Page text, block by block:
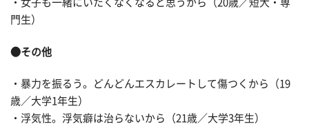
・女子も一緒にいたくなくなると思うから（20歳／短大・専
門生）
●その他
・暴力を振るう。どんどんエスカレートして傷つくから（19
歳／大学1年生）
・浮気性。浮気癖は治らないから（21歳／大学3年生）